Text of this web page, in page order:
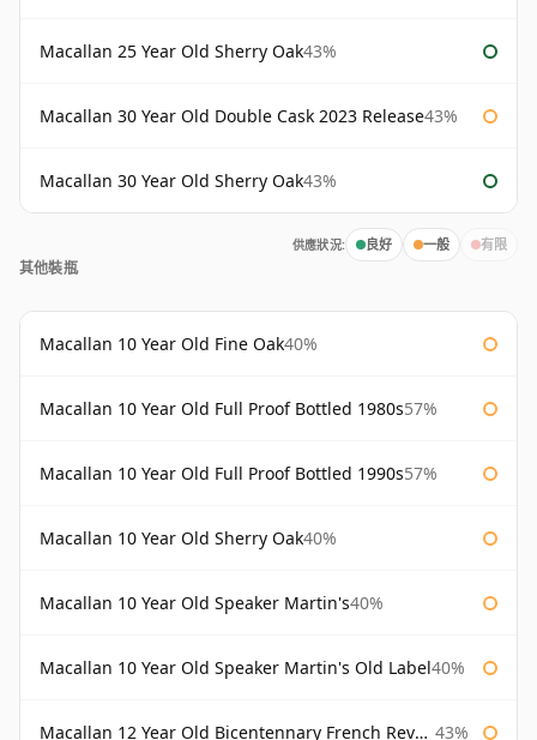
Macallan 25 Year Old Sherry Oak43%
Macallan 30 Year Old Double Cask 2023 Release43%
Macallan 30 Year Old Sherry Oak43%
供應狀況: 良好 一般 有限
其他裝瓶
Macallan 10 Year Old Fine Oak40%
Macallan 10 Year Old Full Proof Bottled 1980s57%
Macallan 10 Year Old Full Proof Bottled 1990s57%
Macallan 10 Year Old Sherry Oak40%
Macallan 10 Year Old Speaker Martin's40%
Macallan 10 Year Old Speaker Martin's Old Label40%
Macallan 12 Year Old Bicentennary French Revolution 43%